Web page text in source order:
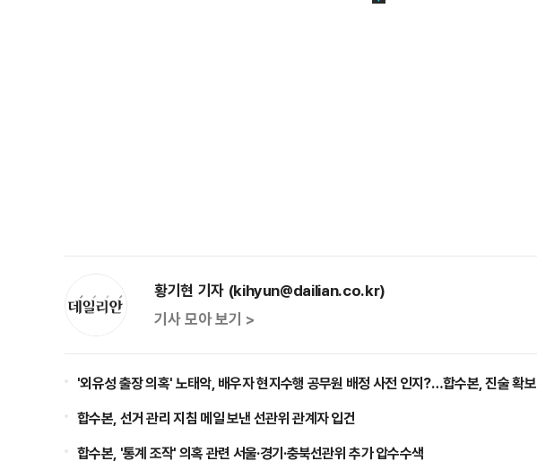
황기현 기자 (kihyun@dailian.co.kr)
기사 모아 보기 >
'외유성 출장 의혹' 노태악, 배우자 현지수행 공무원 배정 사전 인지?…합수본, 진술 확보
합수본, 선거 관리 지침 메일 보낸 선관위 관계자 입건
합수본, '통계 조작' 의혹 관련 서울·경기·충북선관위 추가 압수수색